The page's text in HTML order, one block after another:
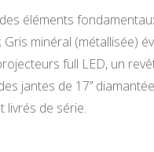
éléments
minéral (métallisée)
full LED, un
jantes de 17’’
livrés de série.